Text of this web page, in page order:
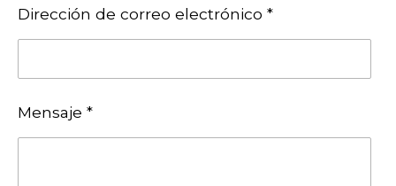
Dirección de correo electrónico *
Mensaje *